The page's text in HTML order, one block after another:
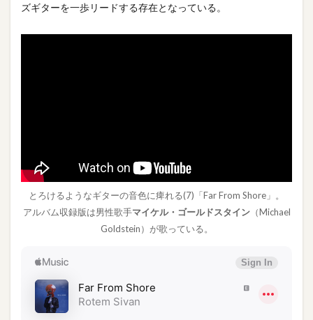
ズギターを一歩リードする存在となっている。
とろけるようなギターの音色に痺れる(7)「Far From Shore」。
アルバム収録版は男性歌手マイケル・ゴールドスタイン（Michael
Goldstein）が歌っている。